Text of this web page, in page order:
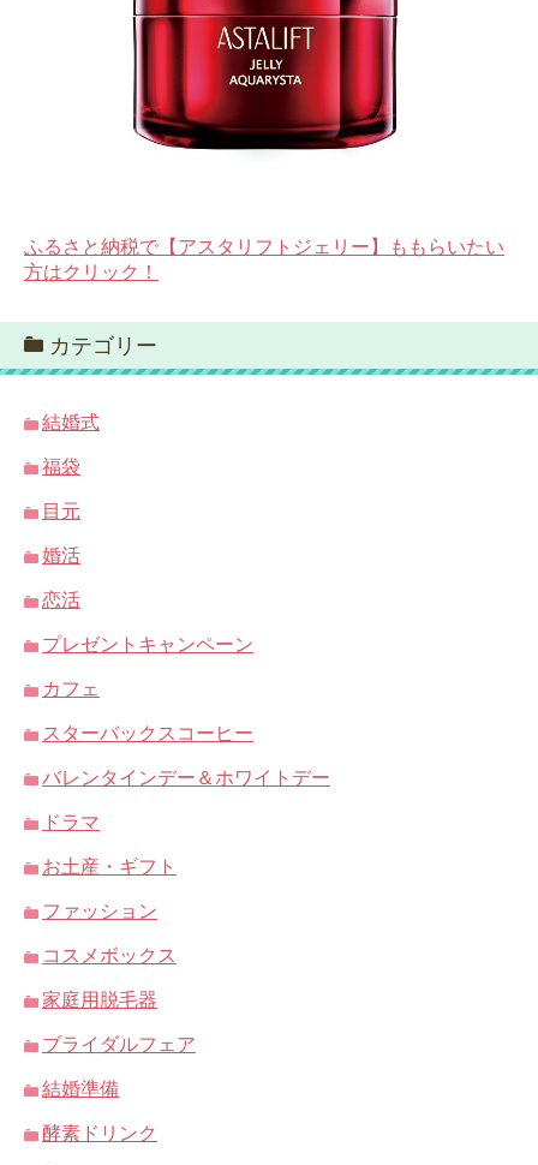
ふるさと納税で【アスタリフトジェリー】ももらいたい
方はクリック！
カテゴリー
結婚式
福袋
目元
婚活
恋活
プレゼントキャンペーン
カフェ
スターバックスコーヒー
バレンタインデー＆ホワイトデー
ドラマ
お土産・ギフト
ファッション
コスメボックス
家庭用脱毛器
ブライダルフェア
結婚準備
酵素ドリンク